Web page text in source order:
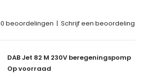
0 beoordelingen | Schrijf een beoordeling
DAB Jet 82 M 230V beregeningspomp
Op voorraad